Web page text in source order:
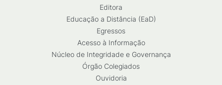
Editora
Educação a Distância (EaD)
Egressos
Acesso à Informação
Núcleo de Integridade e Governança
Órgão Colegiados
Ouvidoria